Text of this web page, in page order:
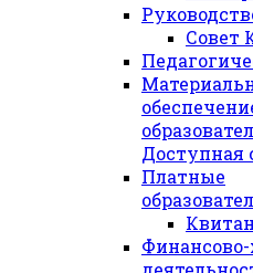
Совет
Доступная
Платные